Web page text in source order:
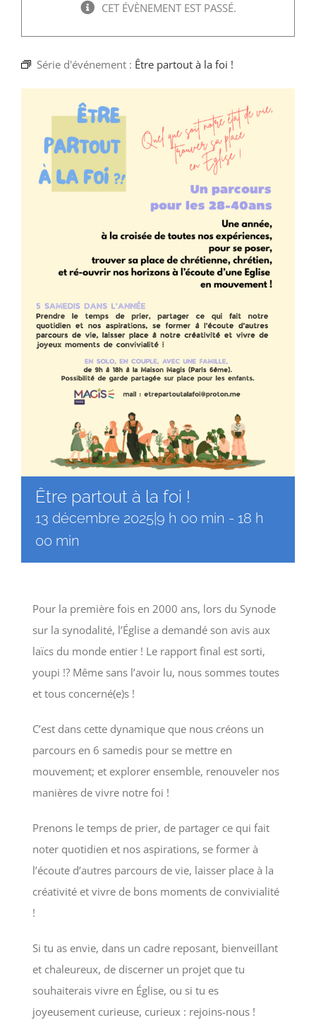
Magis Paris
Cowork Magis
JRS France
Réseau Magis
CET ÉVÈNEMENT EST PASSÉ.
Série d'événement : Être partout à la foi !
Être partout à la foi !
13 décembre 2025|9 h 00 min - 18 h
00 min
Pour la première fois en 2000 ans, lors du Synode
sur la synodalité, l’Église a demandé son avis aux
laïcs du monde entier ! Le rapport final est sorti,
youpi !? Même sans l’avoir lu, nous sommes toutes
et tous concerné(e)s !
C’est dans cette dynamique que nous créons un
parcours en 6 samedis pour se mettre en
mouvement; et explorer ensemble, renouveler nos
manières de vivre notre foi !
Prenons le temps de prier, de partager ce qui fait
noter quotidien et nos aspirations, se former à
l’écoute d’autres parcours de vie, laisser place à la
créativité et vivre de bons moments de convivialité
!
Si tu as envie, dans un cadre reposant, bienveillant
et chaleureux, de discerner un projet que tu
souhaiterais vivre en Église, ou si tu es
joyeusement curieuse, curieux : rejoins-nous !